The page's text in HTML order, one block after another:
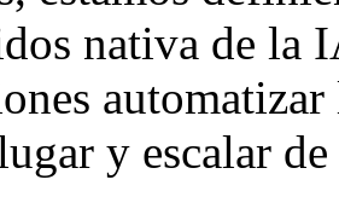
nativa de la
y escalar